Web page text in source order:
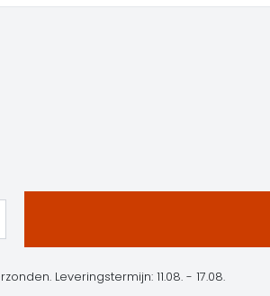
Leveringstermijn: 11.08. - 17.08.